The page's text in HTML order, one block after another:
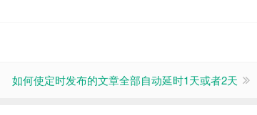
如何使定时发布的文章全部自动延时1天或者2天